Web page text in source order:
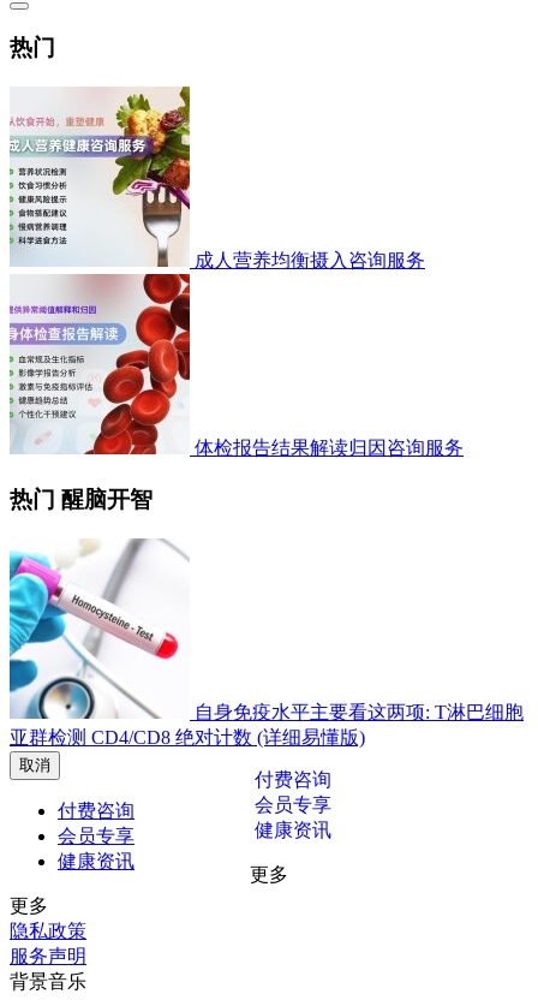
热门
成人营养均衡摄入咨询服务
体检报告结果解读归因咨询服务
热门 醒脑开智
自身免疫水平主要看这两项: T淋巴细胞
亚群检测 CD4/CD8 绝对计数 (详细易懂版)
取消
付费咨询
付费咨询
会员专享
会员专享
健康资讯
健康资讯
更多
更多
隐私政策
服务声明
背景音乐